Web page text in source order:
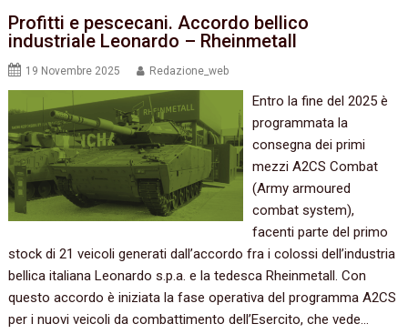
Profitti e pescecani. Accordo bellico
industriale Leonardo – Rheinmetall
19 Novembre 2025 Redazione_web
Entro la fine del 2025 è
programmata la
consegna dei primi
mezzi A2CS Combat
(Army armoured
combat system),
facenti parte del primo
stock di 21 veicoli generati dall’accordo fra i colossi dell’industria
bellica italiana Leonardo s.p.a. e la tedesca Rheinmetall. Con
questo accordo è iniziata la fase operativa del programma A2CS
per i nuovi veicoli da combattimento dell’Esercito, che vede…